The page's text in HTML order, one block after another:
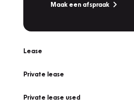
Maak een afspraak
Lease
Private lease
Private lease used